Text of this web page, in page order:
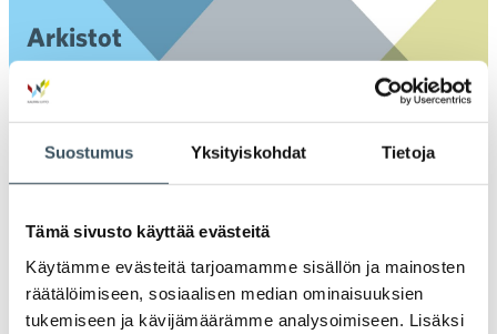
Suostumus Yksityiskohdat Tietoja
Tämä sivusto käyttää evästeitä
Käytämme evästeitä tarjoamamme sisällön ja mainosten
räätälöimiseen, sosiaalisen median ominaisuuksien
tukemiseen ja kävijämäärämme analysoimiseen. Lisäksi
Arkistot
2026
2025
2023
2022